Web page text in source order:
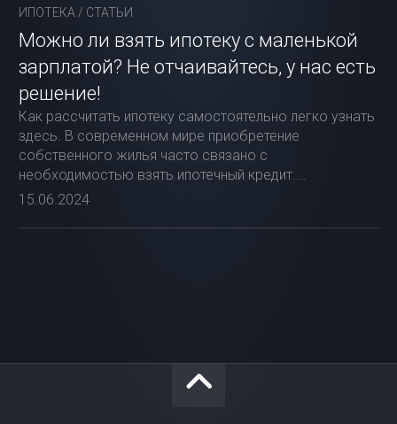
ИПОТЕКА / СТАТЬИ
Можно ли взять ипотеку с маленькой
зарплатой? Не отчаивайтесь, у нас есть
решение!
Как рассчитать ипотеку самостоятельно легко узнать
здесь. В современном мире приобретение
собственного жилья часто связано с
необходимостью взять ипотечный кредит....
15.06.2024